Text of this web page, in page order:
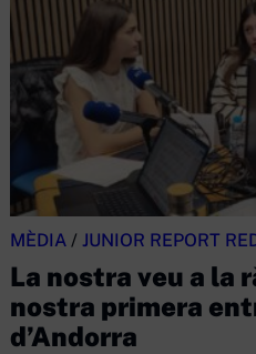
MÈDIA / JUNIOR REPORT
La nostra veu a la
nostra primera
d’Andorra